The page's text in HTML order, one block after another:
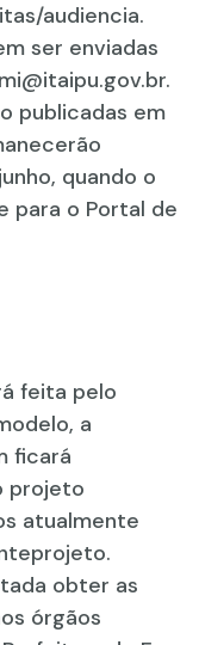
audiencia.
ser enviadas
publicadas em
quando o
para o Portal de
feita pelo
a
ficará
projeto
atualmente
obter as
órgãos